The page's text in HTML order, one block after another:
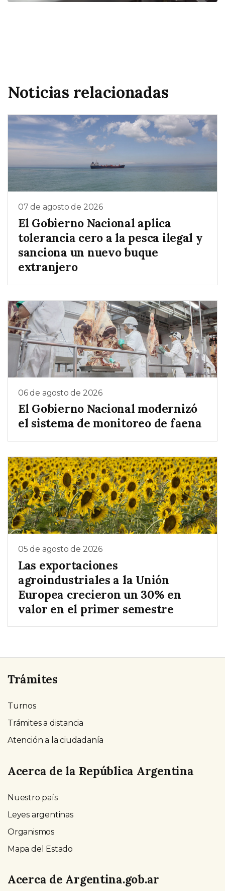
Noticias relacionadas
07 de agosto de 2026
El Gobierno Nacional aplica
tolerancia cero a la pesca ilegal y
sanciona un nuevo buque
extranjero
06 de agosto de 2026
El Gobierno Nacional modernizó
el sistema de monitoreo de faena
05 de agosto de 2026
Las exportaciones
agroindustriales a la Unión
Europea crecieron un 30% en
valor en el primer semestre
Trámites
Turnos
Trámites a distancia
Atención a la ciudadanía
Acerca de la República Argentina
Nuestro país
Leyes argentinas
Organismos
Mapa del Estado
Acerca de Argentina.gob.ar